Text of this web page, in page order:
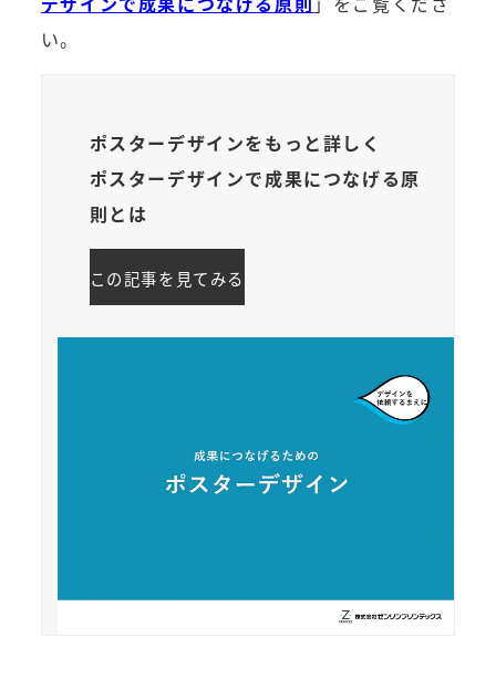
い。
ポスターデザインをもっと詳しく
ポスターデザインで成果につなげる原
則とは
この記事を見てみる